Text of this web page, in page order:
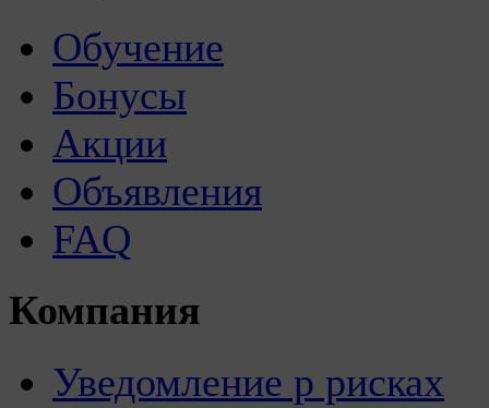
Обучение
Бонусы
Акции
Объявления
FAQ
Компания
Уведомление р рисках